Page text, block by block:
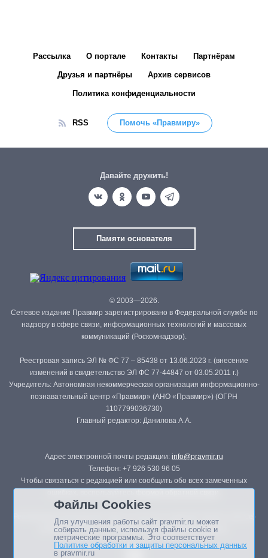
Рассылка О портале Контакты Партнёрам
Друзья и партнёры Архив сервисов
Политика конфиденциальности
RSS Помочь «Правмиру»
Давайте дружить!
Памяти основателя
© 2003—2026.
Сетевое издание Правмир зарегистрировано в Федеральной службе по
надзору в сфере связи, информационных технологий и массовых
коммуникаций (Роскомнадзор).
Реестровая запись ЭЛ № ФС 77 – 85438 от 13.06.2023 г. (внесение
изменений в свидетельство ЭЛ ФС 77-44847 от 03.05.2011 г.)
Учредитель: Автономная некоммерческая организация информационно-
познавательный центр «Правмир» (АНО «Правмир») (ОГРН
1107799036730)
Главный редактор: Данилова А.А.
Адрес электронной почты редакции: info@pravmir.ru
Телефон: +7 926 530 96 05
Чтобы связаться с редакцией или сообщить обо всех замеченных
Републикация материалов сайта в печатных изданиях (книгах, прессе)
возможна только с письменного разрешения редакции.
Файлы Cookies
Для улучшения работы сайт pravmir.ru может
собирать данные, используя файлы cookie и
метрические программы. Это соответствует
Политике обработки и защиты персональных данных
в pravmir.ru